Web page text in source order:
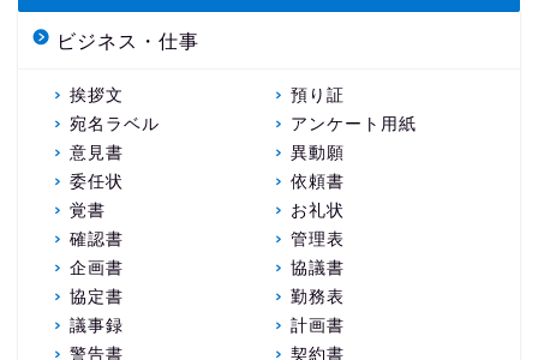
ビジネス・仕事
挨拶文
預り証
宛名ラベル
アンケート用紙
意見書
異動願
委任状
依頼書
覚書
お礼状
確認書
管理表
企画書
協議書
協定書
勤務表
議事録
計画書
警告書
契約書